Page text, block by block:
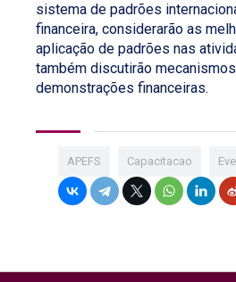
sistema de padrões
financeira, considerarão as
aplicação de padrões nas
também discutirão
demonstrações financeiras.
APEFS Capacitacao